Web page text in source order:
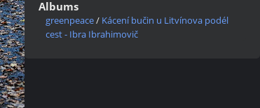
Albums
greenpeace/ Kácení bučin u Litvínova podél
cest - Ibra Ibrahimovič